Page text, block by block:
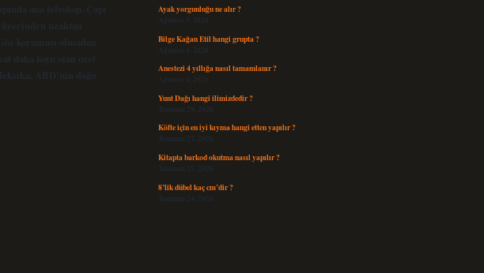
ana teleskop. Çapı
uzaktan
koruması olmadan
daha koyu olan özel
ABD’nin doğu
Ayak yorgunluğu ne alır ?
Ağustos 5, 2026
Bilge Kağan Etil hangi grupta ?
Ağustos 4, 2026
Anestezi 4 yıllığa nasıl tamamlanır ?
Ağustos 4, 2026
Yunt Dağı hangi ilimizdedir ?
Temmuz 29, 2026
Köfte için en iyi kıyma hangi etten yapılır ?
Temmuz 27, 2026
Kitapta barkod okutma nasıl yapılır ?
Temmuz 25, 2026
8’lik dübel kaç cm’dir ?
Temmuz 24, 2026